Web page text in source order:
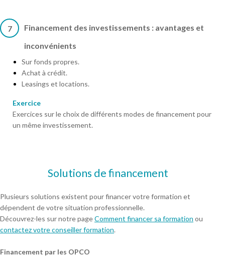
7
Financement des investissements : avantages et
inconvénients
Sur fonds propres.
Achat à crédit.
Leasings et locations.
Exercice
Exercices sur le choix de différents modes de financement pour
un même investissement.
Solutions de financement
Plusieurs solutions existent pour financer votre formation et
dépendent de votre situation professionnelle.
Découvrez-les sur notre pageComment financer sa formation ou
contactez votre conseiller formation.
Financement par les OPCO